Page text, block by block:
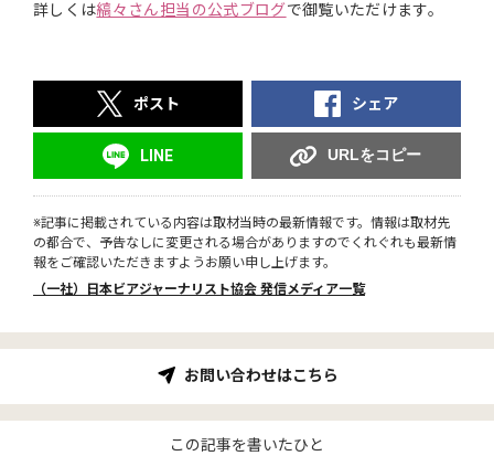
詳しくは縞々さん担当の公式ブログで御覧いただけます。
ポスト シェア
LINE URLをコピー
※記事に掲載されている内容は取材当時の最新情報です。情報は取材先
の都合で、予告なしに変更される場合がありますのでくれぐれも最新情
報をご確認いただきますようお願い申し上げます。
（一社）日本ビアジャーナリスト協会 発信メディア一覧
お問い合わせはこちら
この記事を書いたひと